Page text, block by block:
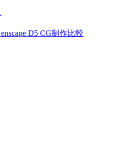
D5 CG制作比較